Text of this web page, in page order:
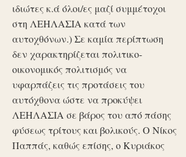
ιδιώτες κ.ά όλοι/ες μαζί συμμέτοχοι
στη ΛΕΗΛΑΣΙΑ κατά των
αυτοχθόνων.) Σε καμία περίπτωση
δεν χαρακτηρίζεται πολιτικο-
οικονομικός πολιτισμός να
υφαρπάζεις τις προτάσεις του
αυτόχθονα ώστε να προκύψει
ΛΕΗΛΑΣΙΑ σε βάρος του από πάσης
φύσεως τρίτους και βολικούς. Ο Νίκος
Παππάς, καθώς επίσης, ο Κυριάκος